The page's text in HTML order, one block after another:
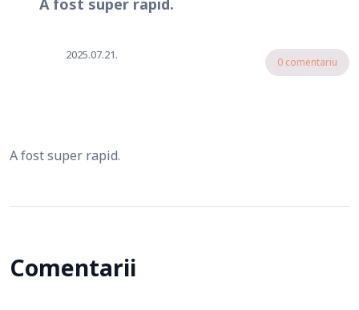
A fost super rapid.
2025.07.21.
0 comentariu
A fost super rapid.
Comentarii